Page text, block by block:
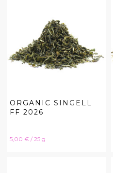
ORGANIC SINGELL
FF 2026
Hinta
5,00 € / 25 g